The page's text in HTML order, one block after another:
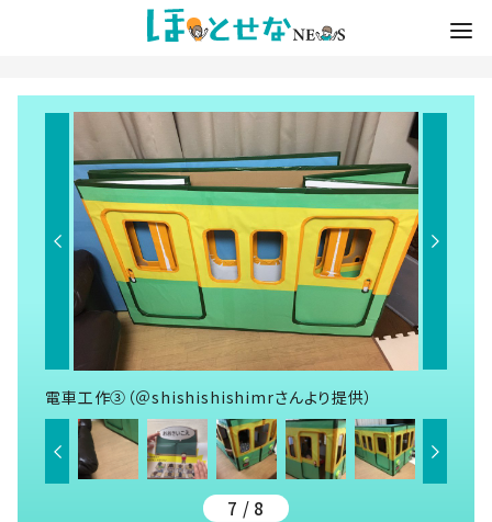
電車工作③（＠shishishishimrさんより提供）
7 / 8